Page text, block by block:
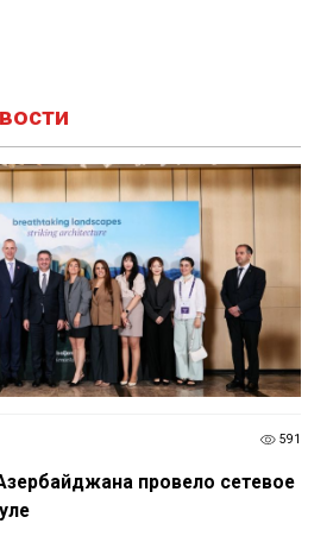
591
провело сетевое